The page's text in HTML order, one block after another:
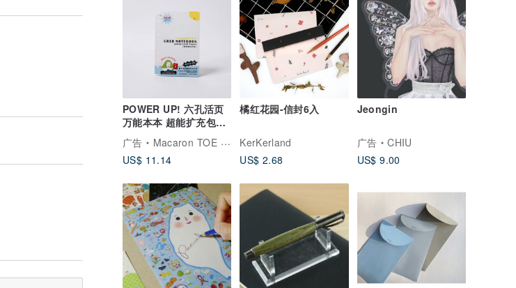
POWER UP! 六孔活页
万能本本 超能扩充包
【网格笔记内页】
广告
Macaron TOE 马卡龙脚趾
US$ 11.14
橘红花园-信封6入
KerKerland
US$ 2.68
Jeongin
广告
CHIU
US$ 9.00